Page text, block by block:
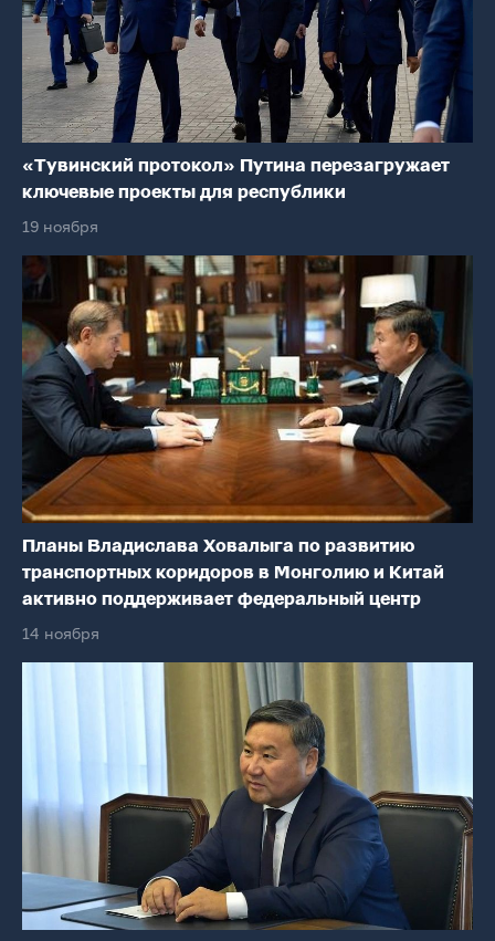
«Тувинский протокол» Путина перезагружает
ключевые проекты для республики
19 ноября
Планы Владислава Ховалыга по развитию
транспортных коридоров в Монголию и Китай
активно поддерживает федеральный центр
14 ноября